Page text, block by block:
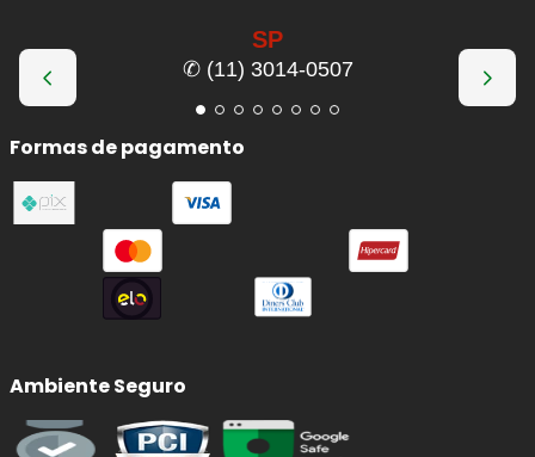
SP
✆ (11) 3014-0507
Formas de pagamento
Ambiente Seguro